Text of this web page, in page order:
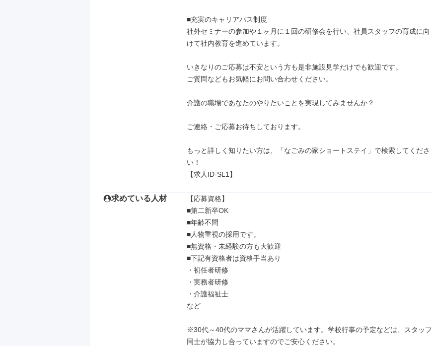
■充実のキャリアパス制度
社外セミナーの参加や１ヶ月に１回の研修会を行い、社員スタッフの育成に向
けて社内教育を進めています。
いきなりのご応募は不安という方も是非施設見学だけでも歓迎です。
ご質問などもお気軽にお問い合わせください。
介護の職場であなたのやりたいことを実現してみませんか？
ご連絡・ご応募お待ちしております。
もっと詳しく知りたい方は、「なごみの家ショートステイ」で検索してくださ
い！
【求人ID-SL1】
求めている人材
【応募資格】
■第二新卒OK
■年齢不問
■人物重視の採用です。
■無資格・未経験の方も大歓迎
■下記有資格者は資格手当あり
・初任者研修
・実務者研修
・介護福祉士
など
※30代～40代のママさんが活躍しています。学校行事の予定などは、スタッフ
同士が協力し合っていますのでご安心ください。